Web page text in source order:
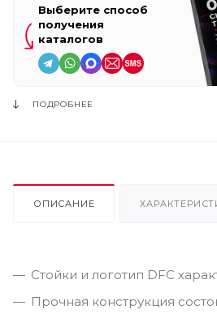
Выберите способ
получения
каталогов
ПОДРОБНЕЕ
ОПИСАНИЕ
Стойки и логотип DFC
Прочная конструкция